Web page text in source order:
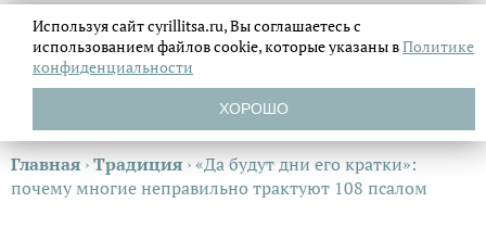
Главная ›Традиция ›«Да будут дни его кратки»:
почему многие неправильно трактуют 108 псалом
Используя сайт cyrillitsa.ru, Вы соглашаетесь с
использованием файловcookie, которые указаны вПолитике
конфиденциальности
ХОРОШО